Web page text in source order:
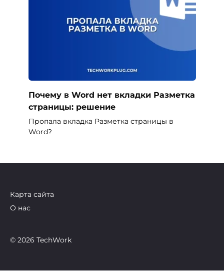
Почему в Word нет вкладки Разметка
страницы: решение
Пропала вкладка Разметка страницы в
Word?
Карта сайта
О нас
© 2026 TechWork